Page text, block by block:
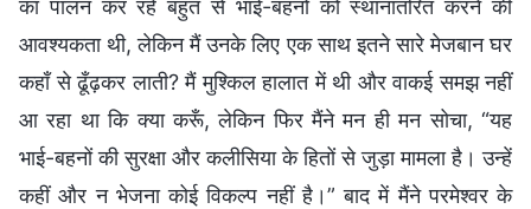
का पालन कर रहे बहुत से भाई-बहनों को स्थानांतरित करने की
आवश्यकता थी, लेकिन मैं उनके लिए एक साथ इतने सारे मेजबान घर
कहाँ से ढूँढ़कर लाती? मैं मुश्किल हालात में थी और वाकई समझ नहीं
आ रहा था कि क्या करूँ, लेकिन फिर मैंने मन ही मन सोचा, “यह
भाई-बहनों की सुरक्षा और कलीसिया के हितों से जुड़ा मामला है। उन्हें
कहीं और न भेजना कोई विकल्प नहीं है।” बाद में मैंने परमेश्वर के